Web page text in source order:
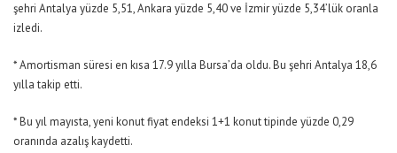
şehri Antalya yüzde 5,51, Ankara yüzde 5,40 ve İzmir yüzde 5,34’lük oranla
izledi.
* Amortisman süresi en kısa 17.9 yılla Bursa’da oldu. Bu şehri Antalya 18,6
yılla takip etti.
* Bu yıl mayısta, yeni konut fiyat endeksi 1+1 konut tipinde yüzde 0,29
oranında azalış kaydetti.